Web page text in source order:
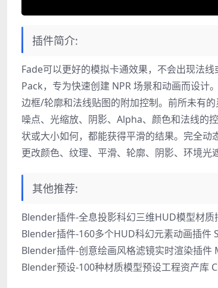
插件简介:
Fade可以更好的模拟卡通效果，不会出现法
Pack，专为快速创建 NPR 场景和动画而设计
边框/轮廓和法线贴图的附加控制。前所未有
噪点、光缩放、阴影、Alpha、颜色和法线的
状或大小如何，都能获得平滑的结果。完全动
更改颜色、纹理、平滑、轮廓、阴影、环境光
其他推荐:
Blender插件-全息投影科幻三维HUD模型材
Blender插件-160多个HUD科幻元素动画插件
Blender插件-创意绘画风格滤镜实时渲染插
Blender预设-100种材质模型预设工程资产库